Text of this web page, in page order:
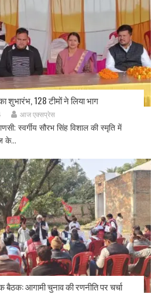
शुभारंभ, 128 टीमों ने लिया भाग
आज एक्सप्रेस
स्वर्गीय सौरभ सिंह विशाल की स्मृति में
के...
बैठक: आगामी चुनाव की रणनीति पर चर्चा